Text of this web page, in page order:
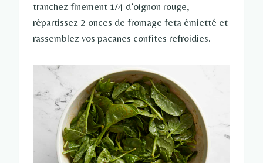
tranchez finement 1/4 d’oignon rouge,
répartissez 2 onces de fromage feta émietté et
rassemblez vos pacanes confites refroidies.